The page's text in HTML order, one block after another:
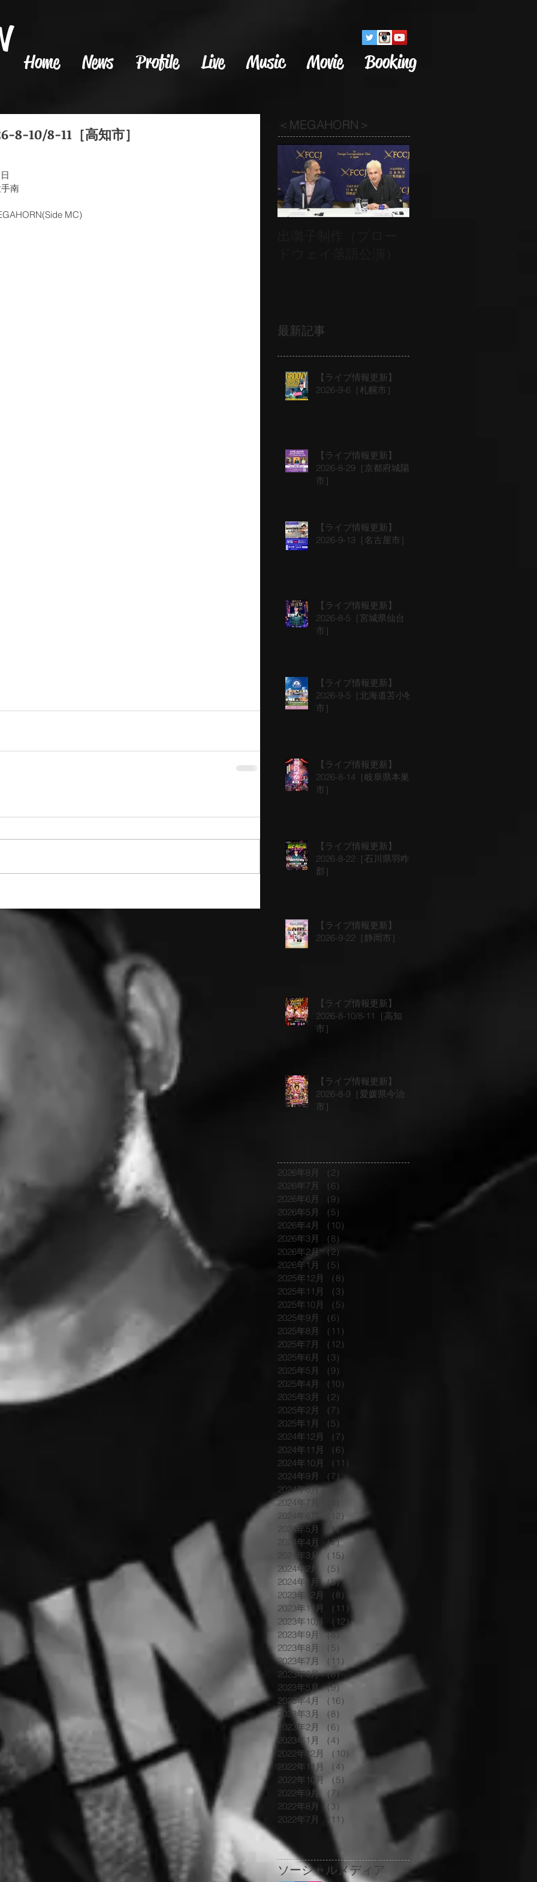
Home News Profile Live Music Movie Booking
8-10/8-11［高知市］
南
MC)
＜MEGAHORN＞
最新記事
【ライブ情報更新】
2026-9-6［札幌市］
【ライブ情報更新】
2026-8-29［京都府城陽
市］
【ライブ情報更新】
2026-9-13［名古屋市］
【ライブ情報更新】
2026-8-5［宮城県仙台
市］
【ライブ情報更新】
2026-9-5［北海道苫小牧
市］
【ライブ情報更新】
2026-8-14［岐阜県本巣
市］
【ライブ情報更新】
2026-8-22［石川県羽咋
郡］
【ライブ情報更新】
2026-9-22［静岡市］
【ライブ情報更新】
2026-8-10/8-11［高知
市］
【ライブ情報更新】
2026-8-9［愛媛県今治
市］
2026年8月 （2）
2026年7月
（6）
2026年6月
（9）
2026年5月
（5）
2026年4月
（10）
2026年3月
（8）
2026年2月 （2）
2件の記事
2026年1月
（5）
2025年12月
（8）
2025年11月
（3）
2025年10月
（5）
2025年9月
（6）
2025年8月
（11）
2025年7月
（12）
2025年6月
（3）
2025年5月
（9）
2025年4月
（10）
2025年3月
（2）
2025年2月
（7）
2025年1月
（5）
2024年12月
（7）
2024年11月
（6）
2024年10月
（11）
2024年9月
（7）7件の記事
2024年8月 （9）
9件の記事
2024年7月
2024年6月
（12）
12件の記事
2024年5月
（1）1件の記事
2024年4月
（7）7件の記事
2024年3月
（15）
2024年2月
（5）
2024年1月 （8）
2023年12月
（8）
2023年11月
（11）
2023年10月
（12）
2023年9月 （8）
2023年8月
（5）
5件の記事
2023年7月
（11）
11件の記事
2023年6月 （8）8件の記事
2023年5月 （9）
2023年4月
（16）
16件の記事
2023年3月
（8）
8件の記事
2023年2月
（6）
6件の記事
2023年1月
（4）
2022年12月
（10）
10件の記事
2022年11月
（4）
2022年10月
（5）
2022年9月
（7）
7件の記事
2022年8月
（3）
2022年7月
（11）
ソーシャルメディア